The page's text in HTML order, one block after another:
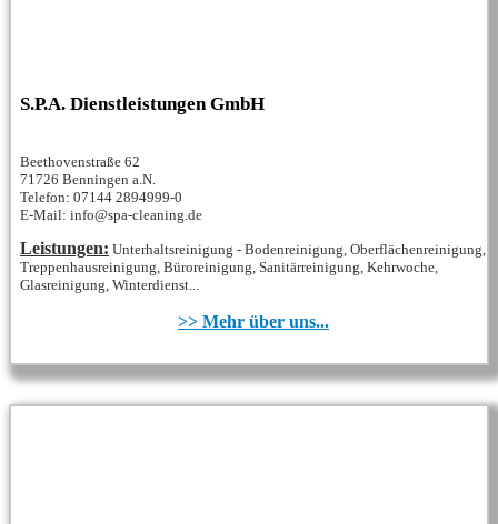
S.P.A. Dienstleistungen GmbH
Beethovenstraße 62
71726 Benningen a.N.
Telefon: 07144 2894999-0
E-Mail: info@spa-cleaning.de
Leistungen: Unterhaltsreinigung - Bodenreinigung, Oberflächenreinigung,
Treppenhausreinigung, Büroreinigung, Sanitärreinigung, Kehrwoche,
Glasreinigung, Winterdienst...
>> Mehr über uns...